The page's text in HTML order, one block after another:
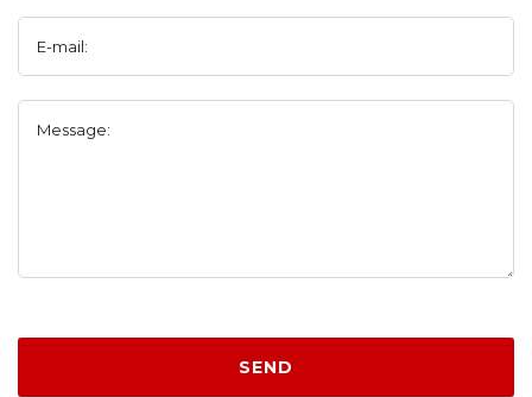
E-mail:
Message:
SEND